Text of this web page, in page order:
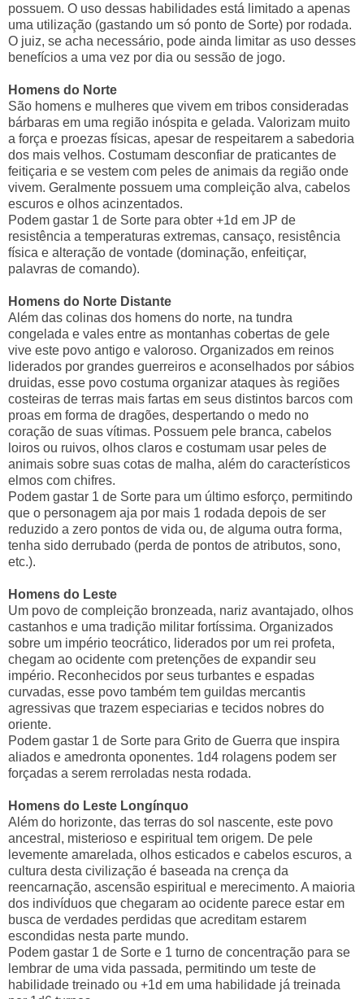
possuem. O uso dessas habilidades está limitado a apenas
uma utilização (gastando um só ponto de Sorte) por rodada.
O juiz, se acha necessário, pode ainda limitar as uso desses
benefícios a uma vez por dia ou sessão de jogo.
Homens do Norte
São homens e mulheres que vivem em tribos consideradas
bárbaras em uma região inóspita e gelada. Valorizam muito
a força e proezas físicas, apesar de respeitarem a sabedoria
dos mais velhos. Costumam desconfiar de praticantes de
feitiçaria e se vestem com peles de animais da região onde
vivem. Geralmente possuem uma compleição alva, cabelos
escuros e olhos acinzentados.
Podem gastar 1 de Sorte para obter +1d em JP de
resistência a temperaturas extremas, cansaço, resistência
física e alteração de vontade (dominação, enfeitiçar,
palavras de comando).
Homens do Norte Distante
Além das colinas dos homens do norte, na tundra
congelada e vales entre as montanhas cobertas de gele
vive este povo antigo e valoroso. Organizados em reinos
liderados por grandes guerreiros e aconselhados por sábios
druidas, esse povo costuma organizar ataques às regiões
costeiras de terras mais fartas em seus distintos barcos com
proas em forma de dragões, despertando o medo no
coração de suas vítimas. Possuem pele branca, cabelos
loiros ou ruivos, olhos claros e costumam usar peles de
animais sobre suas cotas de malha, além do característicos
elmos com chifres.
Podem gastar 1 de Sorte para um último esforço, permitindo
que o personagem aja por mais 1 rodada depois de ser
reduzido a zero pontos de vida ou, de alguma outra forma,
tenha sido derrubado (perda de pontos de atributos, sono,
etc.).
Homens do Leste
Um povo de compleição bronzeada, nariz avantajado, olhos
castanhos e uma tradição militar fortíssima. Organizados
sobre um império teocrático, liderados por um rei profeta,
chegam ao ocidente com pretenções de expandir seu
império. Reconhecidos por seus turbantes e espadas
curvadas, esse povo também tem guildas mercantis
agressivas que trazem especiarias e tecidos nobres do
oriente.
Podem gastar 1 de Sorte para Grito de Guerra que inspira
aliados e amedronta oponentes. 1d4 rolagens podem ser
forçadas a serem rerroladas nesta rodada.
Homens do Leste Longínquo
Além do horizonte, das terras do sol nascente, este povo
ancestral, misterioso e espiritual tem origem. De pele
levemente amarelada, olhos esticados e cabelos escuros, a
cultura desta civilização é baseada na crença da
reencarnação, ascensão espiritual e merecimento. A maioria
dos indivíduos que chegaram ao ocidente parece estar em
busca de verdades perdidas que acreditam estarem
escondidas nesta parte mundo.
Podem gastar 1 de Sorte e 1 turno de concentração para se
lembrar de uma vida passada, permitindo um teste de
habilidade treinado ou +1d em uma habilidade já treinada